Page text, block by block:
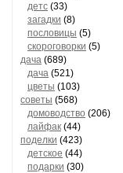
детс (33)
загадки (8)
пословицы (5)
скороговорки (5)
дача (689)
дача (521)
цветы (103)
советы (568)
домоводство (206)
лайфак (44)
поделки (423)
детское (44)
подарки (30)